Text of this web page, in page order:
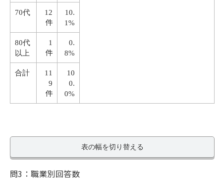
70代 12
件
10.
1%
80代
以上
1
件
0.
8%
合計
11
9
件
10
0.
0%
表の幅を切り替える
問3：職業別回答数